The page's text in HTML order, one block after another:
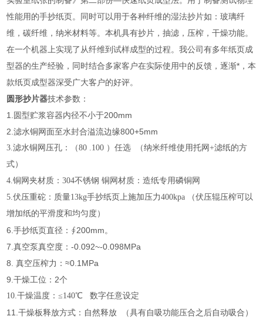
性能用的手抄纸页。同时可以用于各种纤维的湿法抄片如：玻璃纤
维，碳纤维，纳米材料等。本机具有抄片，抽滤，压榨，干燥功能。
在一个机器上实现了从纤维到试样成型的过程。我公司有多年纸页成
型器的生产经验，同时结合多家客户在实际使用中的反馈，逐渐*，本
款纸页成型器深受广大客户的好评。
圆形抄片器技术参数：
1.圆型贮浆容器内径不小于200mm
2.滤水铜网面至水封合溢流边缘800+5mm
3.滤水铜网压孔：（80 .100 ）任选 （纳米纤维使用托网+滤纸的方
式）
4.铜网夹材质：304不锈钢 铜网材质：造纸专用磷铜网
5.伏压重砣：质量13kg手抄纸页上施加压力400kpa （伏压辊压榨可以
增加纸的平滑度和均匀度）
6.手抄纸页直径：∮200mm。
7.真空泵真空度：-0.092~-0.098MPa
8. 真空压榨力：≈0.1MPa
9.干燥工位：2个
10.干燥温度：≤140℃ 数字任意设定
11.干燥板释放方式：自然释放 （具有自吸功能压合之后自动吸合）